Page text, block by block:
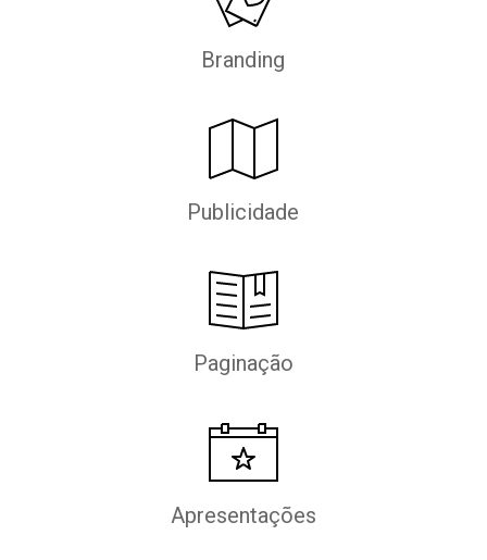
Branding
Publicidade
Paginação
Apresentações